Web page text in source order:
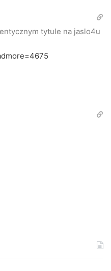
tytule na jaslo4u